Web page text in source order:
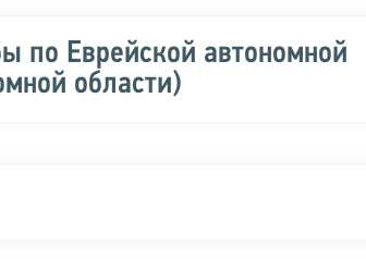
по Еврейской автономной
области)